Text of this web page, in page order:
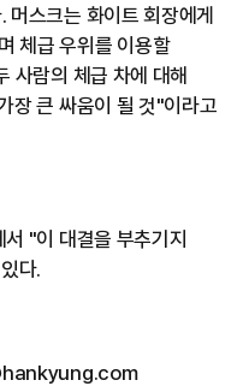
스크는 화이트 회장에게
체급 우위를 이용할
사람의 체급 차에 대해
장 큰 싸움이 될 것"이라고
"이 대결을 부추기지
다.